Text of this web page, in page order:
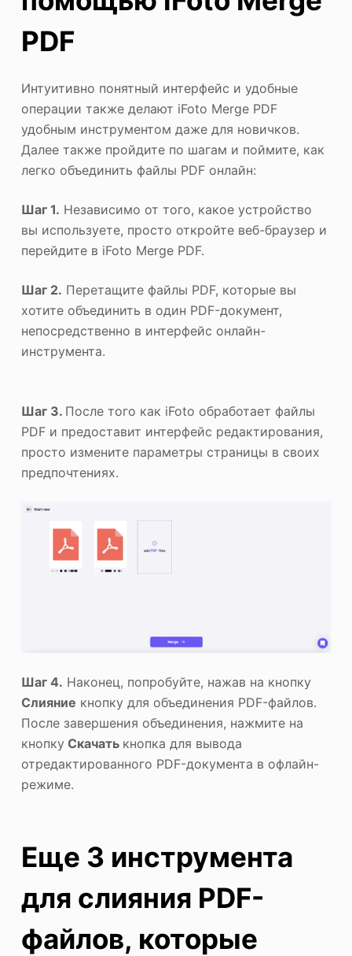
PDF
Интуитивно понятный интерфейс и удобные
операции также делают iFoto Merge PDF
удобным инструментом даже для новичков.
Далее также пройдите по шагам и поймите, как
легко объединить файлы PDF онлайн:
Шаг 1. Независимо от того, какое устройство
вы используете, просто откройте веб-браузер и
перейдите в iFoto Merge PDF.
Шаг 2. Перетащите файлы PDF, которые вы
хотите объединить в один PDF-документ,
непосредственно в интерфейс онлайн-
инструмента.
Шаг 3. После того как iFoto обработает файлы
PDF и предоставит интерфейс редактирования,
просто измените параметры страницы в своих
предпочтениях.
Шаг 4. Наконец, попробуйте, нажав на кнопку
Слияние кнопку для объединения PDF-файлов.
После завершения объединения, нажмите на
кнопкуСкачать кнопка для вывода
отредактированного PDF-документа в офлайн-
режиме.
Еще 3 инструмента
для слияния PDF-
файлов, которые